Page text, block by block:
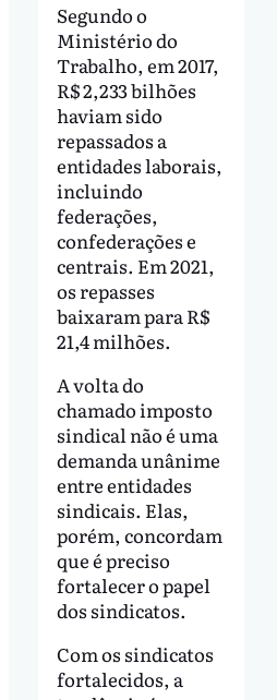
Segundo o
Ministério do
Trabalho, em 2017,
R$ 2,233 bilhões
haviam sido
repassados a
entidades laborais,
incluindo
federações,
confederações e
centrais. Em 2021,
os repasses
baixaram para R$
21,4 milhões.
A volta do
chamado imposto
sindical não é uma
demanda unânime
entre entidades
sindicais. Elas,
porém, concordam
que é preciso
fortalecer o papel
dos sindicatos.
Com os sindicatos
fortalecidos, a